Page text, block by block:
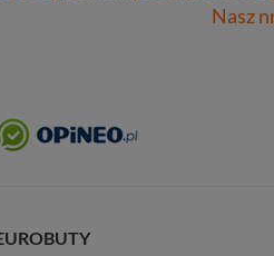
Nasz